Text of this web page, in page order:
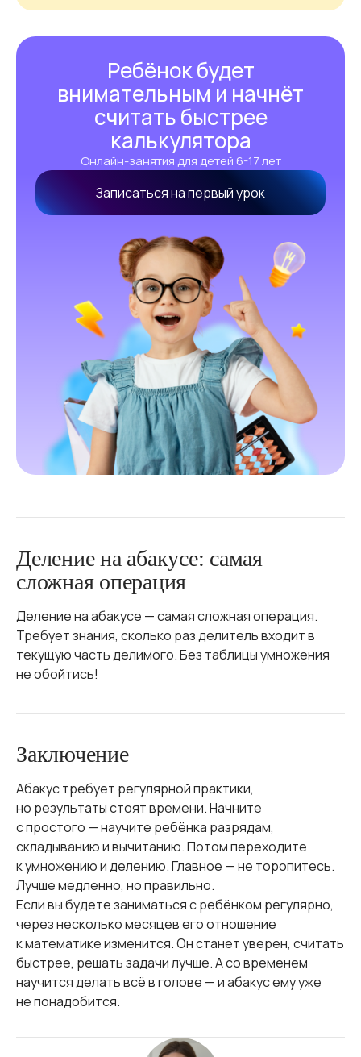
Ребёнок будет
внимательным и начнёт
считать быстрее
калькулятора
Онлайн-занятия для детей 6-17 лет
Записаться на первый урок
Деление на абакусе: самая
сложная операция
Деление на абакусе — самая сложная операция.
Требует знания, сколько раз делитель входит в
текущую часть делимого. Без таблицы умножения
не обойтись!
Заключение
Абакус требует регулярной практики,
но результаты стоят времени. Начните
с простого — научите ребёнка разрядам,
складыванию и вычитанию. Потом переходите
к умножению и делению. Главное — не торопитесь.
Лучше медленно, но правильно.
Если вы будете заниматься с ребёнком регулярно,
через несколько месяцев его отношение
к математике изменится. Он станет уверен, считать
быстрее, решать задачи лучше. А со временем
научится делать всё в голове — и абакус ему уже
не понадобится.